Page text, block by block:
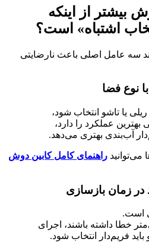
بیشتر از اینکه
اشتباه» است؟
سه عامل اصلی باعث نارضایتی
یا تاشو انتخاب شود،
بهترین عملکرد را دارد،
آب‌بندی بهتری می‌دهد.
راهنمای کامل کابین دوش
است.
دیوارها حتی ۵ میلی‌متر خطا داشته باشند، اجرای
فریم‌دار انتخاب شود.